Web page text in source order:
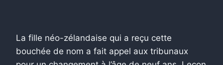
La fille néo-zélandaise qui a reçu cette
bouchée de nom a fait appel aux tribunaux